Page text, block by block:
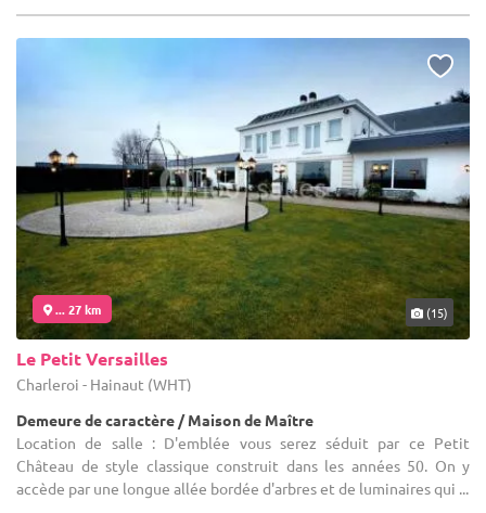
... 27 km (15)
Le Petit Versailles
Charleroi - Hainaut (WHT)
Demeure de caractère / Maison de Maître
Location de salle : D'emblée vous serez séduit par ce Petit
Château de style classique construit dans les années 50. On y
accède par une longue allée bordée d'arbres et de luminaires qui ...